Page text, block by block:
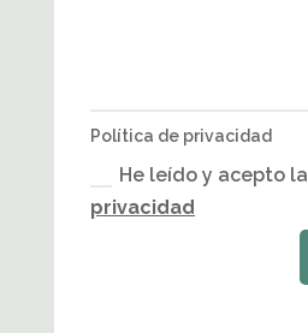
Política de privacidad
He leído y acepto la
privacidad